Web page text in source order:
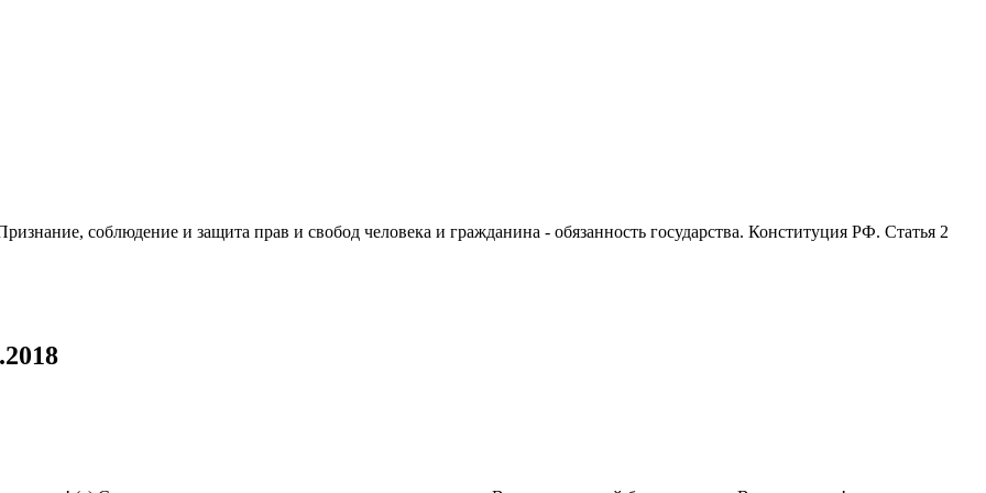
соблюдение и защита прав и свобод человека и гражданина - обязанность государства. Конституция РФ. Статья 2